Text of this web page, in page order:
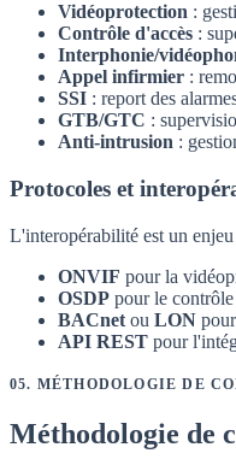
Vidéoprotection :
Contrôle d'accès :
Interphonie/
Appel infirmier :
SSI : report des
GTB/GTC :
Anti-intrusion :
Protocoles et
L'interopérabilité est un
ONVIF pour la
OSDP pour le
BACnet ou LON
API REST pour
05. MÉTHODOLOGIE DE
Méthodologie de